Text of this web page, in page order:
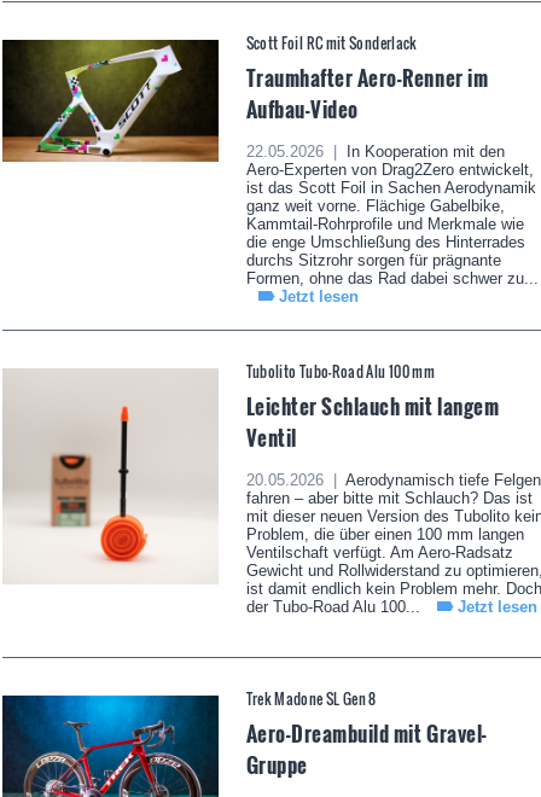
Scott Foil RC mit Sonderlack
Traumhafter Aero-Renner im
Aufbau-Video
22.05.2026 |
In Kooperation mit den
Aero-Experten von Drag2Zero entwickelt,
ist das Scott Foil in Sachen Aerodynamik
ganz weit vorne. Flächige Gabelbike,
Kammtail-Rohrprofile und Merkmale wie
die enge Umschließung des Hinterrades
durchs Sitzrohr sorgen für prägnante
Formen, ohne das Rad dabei schwer zu...
Jetzt lesen
Tubolito Tubo-Road Alu 100 mm
Leichter Schlauch mit langem
Ventil
20.05.2026 |
Aerodynamisch tiefe Felgen
fahren – aber bitte mit Schlauch? Das ist
mit dieser neuen Version des Tubolito
Problem, die über einen 100 mm langen
Ventilschaft verfügt. Am Aero-Radsatz
Gewicht und Rollwiderstand zu
ist damit endlich kein Problem mehr. Doch
der Tubo-Road Alu 100...
Jetzt lesen
Trek Madone SL Gen 8
Aero-Dreambuild mit Gravel-
Gruppe